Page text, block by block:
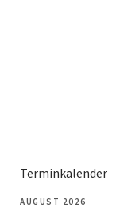
Terminkalender
AUGUST 2026